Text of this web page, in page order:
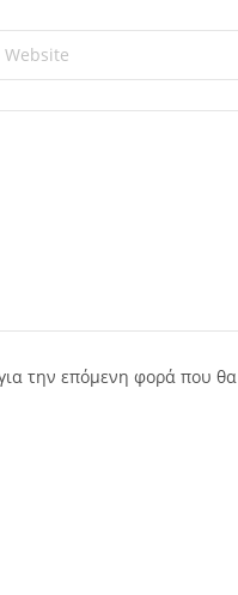
την επόμενη φορά που θα